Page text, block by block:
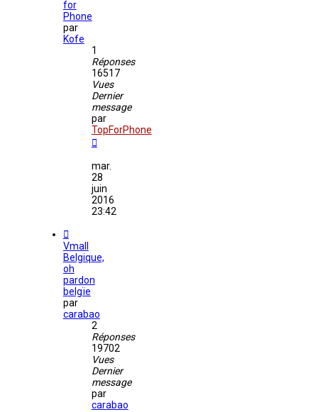
for
Phone
par
Kofe
1
Réponses
16517
Vues
Dernier
message
par
TopForPhone
mar.
28
juin
2016
23:42
Vmall
Belgique,
oh
pardon
belgïe
par
carabao
2
Réponses
19702
Vues
Dernier
message
par
carabao